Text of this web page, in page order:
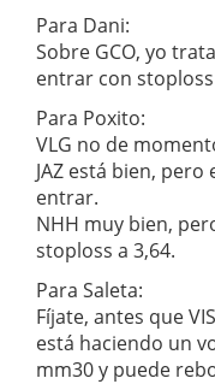
Para Dani:
Sobre GCO, yo
entrar con stoploss
Para Poxito:
VLG no de
JAZ está bien,
entrar.
NHH muy bien,
stoploss a 3,64.
Para Saleta:
Fíjate, antes que
está haciendo un
mm30 y puede